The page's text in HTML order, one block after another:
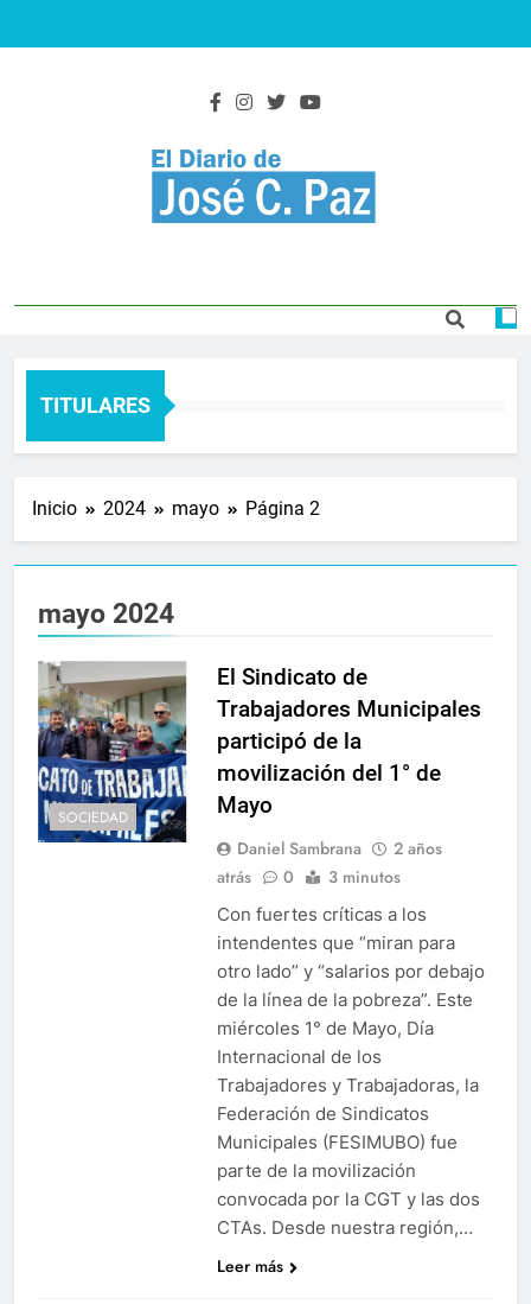
C. Paz
TITULARES
Inicio 2024 mayo Página 2
mayo 2024
SOCIEDAD
El Sindicato de
Trabajadores Municipales
participó de la
movilización del 1° de
Mayo
Daniel Sambrana
2 años
atrás
0 3 minutos
Con fuertes críticas a los
intendentes que “miran para
otro lado” y “salarios por debajo
de la línea de la pobreza”. Este
miércoles 1° de Mayo, Día
Internacional de los
Trabajadores y Trabajadoras, la
Federación de Sindicatos
Municipales (FESIMUBO) fue
parte de la movilización
convocada por la CGT y las dos
CTAs. Desde nuestra región,…
Leer más